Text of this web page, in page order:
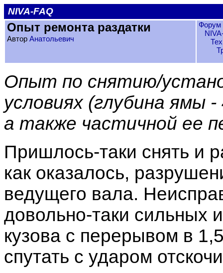
NIVA-FAQ
Опыт ремонта раздатки
Автор Анатольевич
Форум
Опыт по снятию/
условиях (глубина ямы
а также частичной ее
Пришлось-таки снять и
как оказалось,
ведущего вала.
довольно-таки сильных
кузова с перерывом в
спутать с ударом